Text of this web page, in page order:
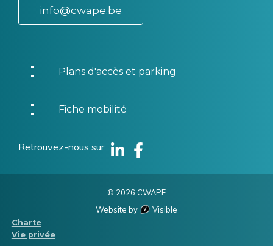
info@cwape.be
Plans d'accès et parking
Fiche mobilité
Retrouvez-nous sur
Linkedin
Facebook
© 2026 CWAPE
Website by
Visible
Menu
Pied
Charte
Vie privée